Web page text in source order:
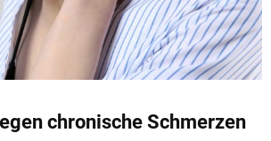
chronische Schmerzen